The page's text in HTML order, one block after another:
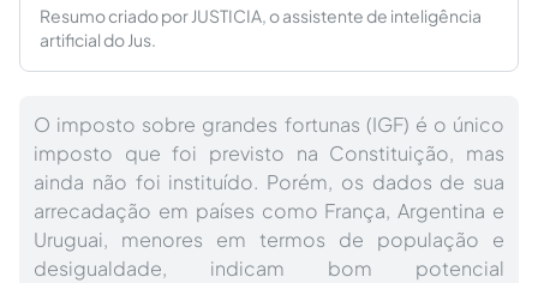
Resumo criado por JUSTICIA, o assistente de inteligência
artificial do Jus.
O imposto sobre grandes fortunas (IGF) é o único
imposto que foi previsto na Constituição, mas
ainda não foi instituído. Porém, os dados de sua
arrecadação em países como França, Argentina e
Uruguai, menores em termos de população e
desigualdade, indicam bom potencial